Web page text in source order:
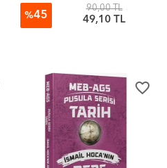
%45
90,00 TL
49,10 TL
favorite_border